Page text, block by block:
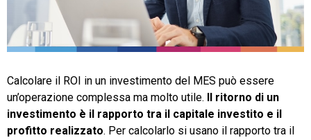
Trust Services
TeamSystem Store
Calcolare il ROI in un investimento del MES può essere
un’operazione complessa ma molto utile.
Il ritorno di un
investimento è il rapporto tra il capitale investito e il
profitto realizzato. Per calcolarlo si usano il rapporto tra il